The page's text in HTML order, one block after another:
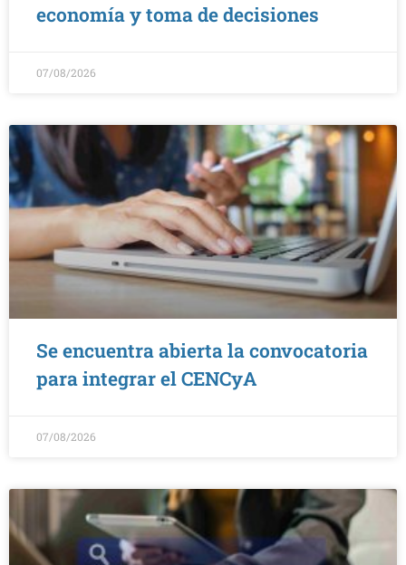
economía y toma de decisiones
07/08/2026
Se encuentra abierta la convocatoria
para integrar el CENCyA
07/08/2026